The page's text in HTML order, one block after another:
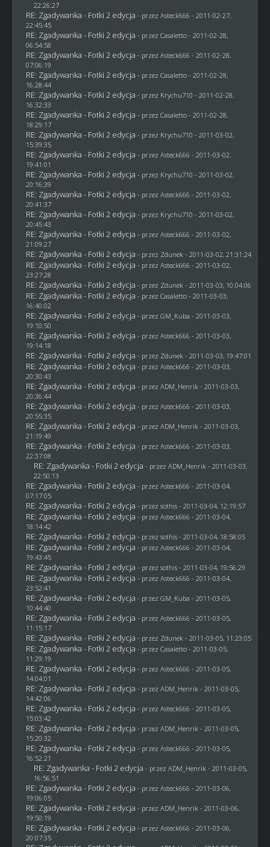
22:26:27
RE: Zgadywanka - Fotki 2 edycja - przez Asteck666 - 2011-02-27,
22:45:45
RE: Zgadywanka - Fotki 2 edycja - przez Casaletto- 2011-02-28,
06:54:58
RE: Zgadywanka - Fotki 2 edycja - przez Asteck666 - 2011-02-28,
07:06:19
RE: Zgadywanka - Fotki 2 edycja - przez Casaletto- 2011-02-28,
16:28:44
RE: Zgadywanka - Fotki 2 edycja - przez Krychu710 - 2011-02-28,
16:32:33
RE: Zgadywanka - Fotki 2 edycja - przez Casaletto- 2011-02-28,
18:29:17
RE: Zgadywanka - Fotki 2 edycja - przez Krychu710 - 2011-03-02,
15:39:35
RE: Zgadywanka - Fotki 2 edycja - przez Asteck666 - 2011-03-02,
19:41:01
RE: Zgadywanka - Fotki 2 edycja - przez Krychu710 - 2011-03-02,
20:16:39
RE: Zgadywanka - Fotki 2 edycja - przez Asteck666 - 2011-03-02,
20:41:37
RE: Zgadywanka - Fotki 2 edycja - przez Krychu710 - 2011-03-02,
20:45:43
RE: Zgadywanka - Fotki 2 edycja - przez Asteck666 - 2011-03-02,
21:09:27
RE: Zgadywanka - Fotki 2 edycja - przez Zdunek - 2011-03-02, 21:31:24
RE: Zgadywanka - Fotki 2 edycja - przez Asteck666 - 2011-03-02,
23:27:28
RE: Zgadywanka - Fotki 2 edycja - przez Zdunek - 2011-03-03, 10:04:06
RE: Zgadywanka - Fotki 2 edycja - przez Casaletto- 2011-03-03,
16:40:02
RE: Zgadywanka - Fotki 2 edycja - przez GM_Kuba - 2011-03-03,
19:10:50
RE: Zgadywanka - Fotki 2 edycja - przez Asteck666 - 2011-03-03,
19:14:18
RE: Zgadywanka - Fotki 2 edycja - przez Zdunek - 2011-03-03, 19:47:01
RE: Zgadywanka - Fotki 2 edycja - przez Asteck666 - 2011-03-03,
20:30:43
RE: Zgadywanka - Fotki 2 edycja - przez ADM_Henrik - 2011-03-03,
20:36:44
RE: Zgadywanka - Fotki 2 edycja - przez Asteck666 - 2011-03-03,
20:55:35
RE: Zgadywanka - Fotki 2 edycja - przez ADM_Henrik - 2011-03-03,
21:19:49
RE: Zgadywanka - Fotki 2 edycja - przez Asteck666 - 2011-03-03,
22:37:08
RE: Zgadywanka - Fotki 2 edycja - przez ADM_Henrik - 2011-03-03,
22:50:13
RE: Zgadywanka - Fotki 2 edycja - przez Asteck666 - 2011-03-04,
07:17:05
RE: Zgadywanka - Fotki 2 edycja - przez sothis- 2011-03-04, 12:19:57
RE: Zgadywanka - Fotki 2 edycja - przez Asteck666 - 2011-03-04,
18:14:42
RE: Zgadywanka - Fotki 2 edycja - przez sothis- 2011-03-04, 18:58:05
RE: Zgadywanka - Fotki 2 edycja - przez Asteck666 - 2011-03-04,
19:43:45
RE: Zgadywanka - Fotki 2 edycja - przez sothis- 2011-03-04, 19:56:29
RE: Zgadywanka - Fotki 2 edycja - przez Asteck666 - 2011-03-04,
23:52:41
RE: Zgadywanka - Fotki 2 edycja - przez GM_Kuba - 2011-03-05,
10:44:40
RE: Zgadywanka - Fotki 2 edycja - przez Asteck666 - 2011-03-05,
11:15:17
RE: Zgadywanka - Fotki 2 edycja - przez Zdunek - 2011-03-05, 11:23:05
RE: Zgadywanka - Fotki 2 edycja - przez Casaletto- 2011-03-05,
11:29:19
RE: Zgadywanka - Fotki 2 edycja - przez Asteck666 - 2011-03-05,
14:04:01
RE: Zgadywanka - Fotki 2 edycja - przez ADM_Henrik - 2011-03-05,
14:42:06
RE: Zgadywanka - Fotki 2 edycja - przez Asteck666 - 2011-03-05,
15:03:42
RE: Zgadywanka - Fotki 2 edycja - przez ADM_Henrik - 2011-03-05,
15:20:32
RE: Zgadywanka - Fotki 2 edycja - przez Asteck666 - 2011-03-05,
16:52:21
RE: Zgadywanka - Fotki 2 edycja - przez ADM_Henrik - 2011-03-05,
16:56:51
RE: Zgadywanka - Fotki 2 edycja - przez Asteck666 - 2011-03-06,
19:06:05
RE: Zgadywanka - Fotki 2 edycja - przez ADM_Henrik - 2011-03-06,
19:50:19
RE: Zgadywanka - Fotki 2 edycja - przez Asteck666 - 2011-03-06,
20:07:35